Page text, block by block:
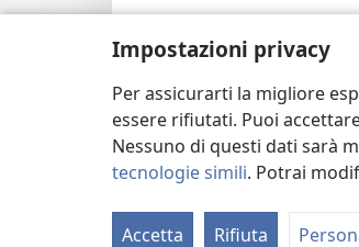
Impostazioni privacy
Per assicurarti la migliore
essere rifiutati. Puoi
Nessuno di questi dati sarà
tecnologie simili. Potrai
Accetta Rifiuta
Copyright© 2026